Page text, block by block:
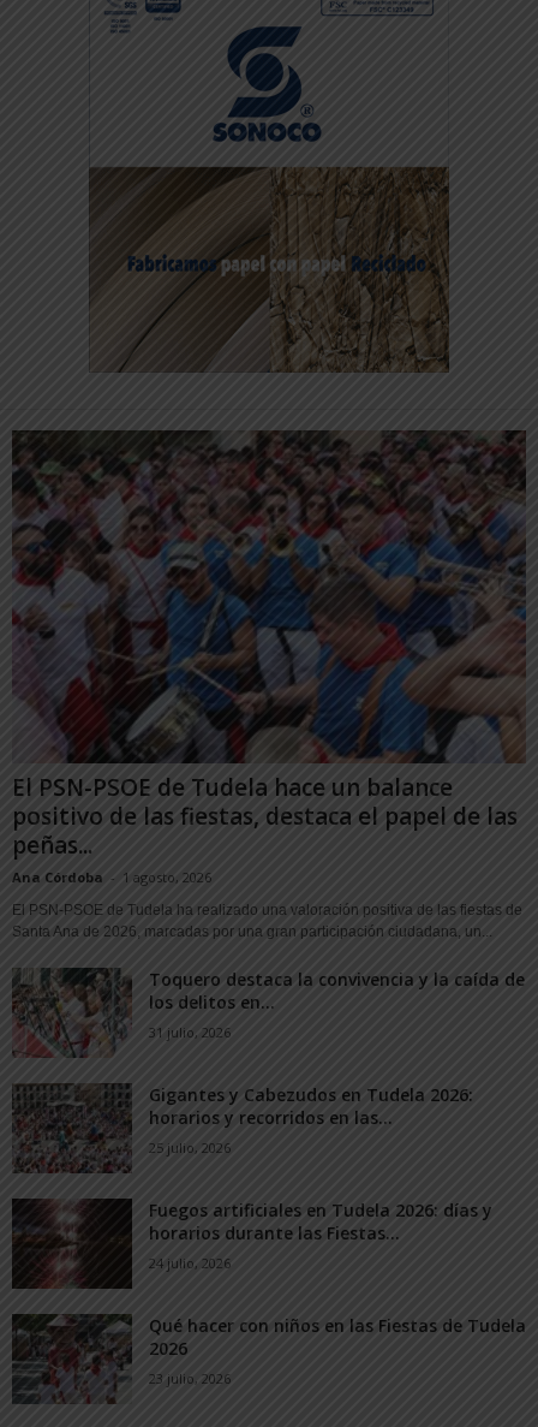
El PSN-PSOE de Tudela hace un balance
positivo de las fiestas, destaca el papel de las
peñas...
Ana Córdoba - 1 agosto, 2026
El PSN-PSOE de Tudela ha realizado una valoración positiva de las fiestas de
Santa Ana de 2026, marcadas por una gran participación ciudadana, un...
Toquero destaca la convivencia y la caída de
los delitos en...
31 julio, 2026
Gigantes y Cabezudos en Tudela 2026:
horarios y recorridos en las...
25 julio, 2026
Fuegos artificiales en Tudela 2026: días y
horarios durante las Fiestas...
24 julio, 2026
Qué hacer con niños en las Fiestas de Tudela
2026
23 julio, 2026